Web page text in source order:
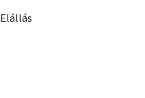
Elállás